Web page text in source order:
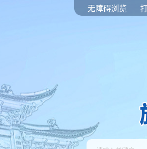
无障碍浏览